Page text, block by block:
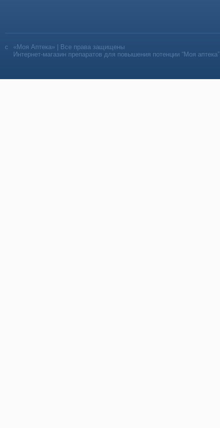
«Моя Аптека» | Все права защищены
Интернет-магазин препаратов для повышения потенции “Моя